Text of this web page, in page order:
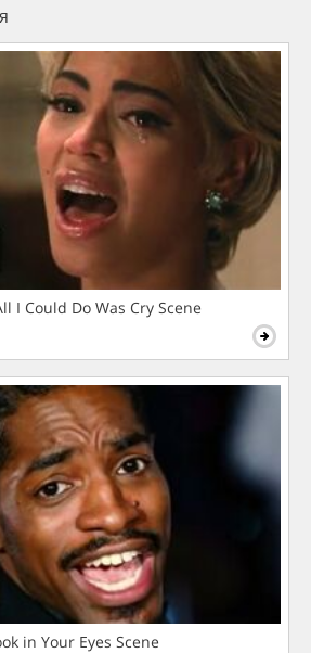
I Could Do Was Cry Scene
in Your Eyes Scene